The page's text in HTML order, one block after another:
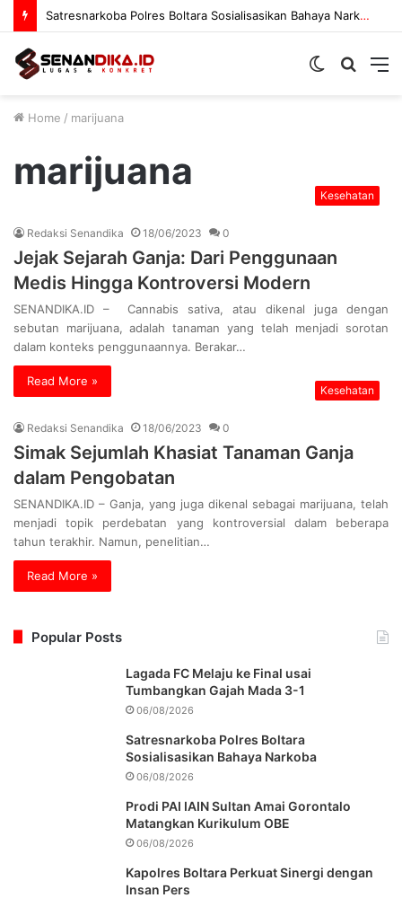
Satresnarkoba Polres Boltara Sosialisasikan Bahaya Narkoba
Search
Switch
Home / marijuana
marijuana
Kesehatan
Redaksi Senandika 18/06/2023 0
Jejak Sejarah Ganja: Dari Penggunaan
Medis Hingga Kontroversi Modern
SENANDIKA.ID – Cannabis sativa, atau dikenal juga dengan
sebutan marijuana, adalah tanaman yang telah menjadi sorotan
dalam konteks penggunaannya. Berakar…
Read More »
Kesehatan
Redaksi Senandika 18/06/2023 0
Simak Sejumlah Khasiat Tanaman Ganja
dalam Pengobatan
SENANDIKA.ID – Ganja, yang juga dikenal sebagai marijuana, telah
menjadi topik perdebatan yang kontroversial dalam beberapa
tahun terakhir. Namun, penelitian…
Read More »
Popular Posts
Lagada FC Melaju ke Final usai
Tumbangkan Gajah Mada 3-1
06/08/2026
Satresnarkoba Polres Boltara
Sosialisasikan Bahaya Narkoba
06/08/2026
Prodi PAI IAIN Sultan Amai Gorontalo
Matangkan Kurikulum OBE
06/08/2026
Kapolres Boltara Perkuat Sinergi dengan
Insan Pers